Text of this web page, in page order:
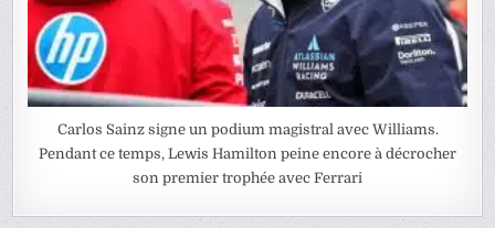
Carlos Sainz signe un podium magistral avec Williams.
Pendant ce temps, Lewis Hamilton peine encore à décrocher
son premier trophée avec Ferrari